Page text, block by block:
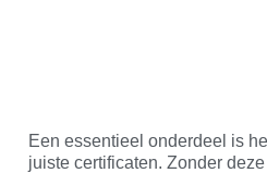
Een essentieel onderdeel is
juiste certificaten. Zonder